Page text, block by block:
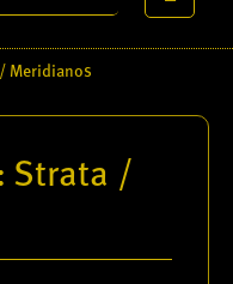
Meridianos
Strata /